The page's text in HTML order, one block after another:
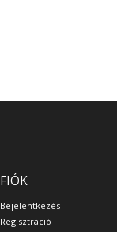
FIÓK
Bejelentkezés
Regisztráció